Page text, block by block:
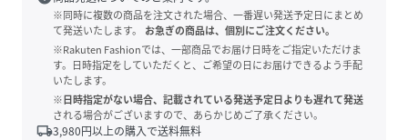
※同時に複数の商品を注文された場合、一番遅い発送予定日にまとめ
て発送いたします。
お急ぎの商品は、個別にご注文ください。
※Rakuten Fashionでは、一部商品でお届け日時をご指定いただけま
す。日時指定をしていただくと、ご希望の日にお届けできるよう手配
いたします。
※日時指定がない場合、記載されている発送予定日よりも遅れて発送
される場合がございますので、あらかじめご了承ください。
local_shipping3,980円以上の購入で送料無料